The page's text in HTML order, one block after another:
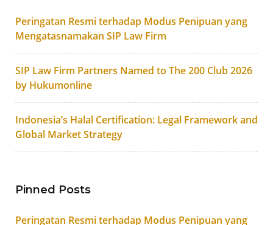
Peringatan Resmi terhadap Modus Penipuan yang
Mengatasnamakan SIP Law Firm
SIP Law Firm Partners Named to The 200 Club 2026
by Hukumonline
Indonesia’s Halal Certification: Legal Framework and
Global Market Strategy
Pinned Posts
Peringatan Resmi terhadap Modus Penipuan yang